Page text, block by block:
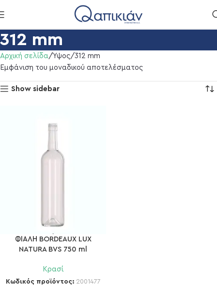
312 mm
Αρχική σελίδα Ύψος 312 mm
Εμφάνιση του μοναδικού αποτελέσματος
Show sidebar
ΦΙΑΛΗ BORDEAUX LUX
NATURA BVS 750 ml
Κρασί
Κωδικός προϊόντος: 2001477